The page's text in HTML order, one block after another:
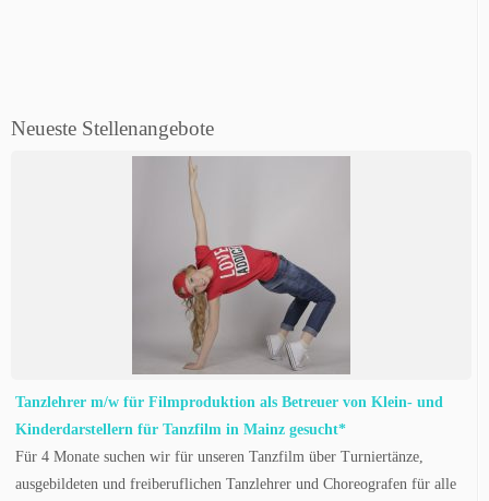
Neueste Stellenangebote
Tanzlehrer m/w für Filmproduktion als Betreuer von Klein- und
Kinderdarstellern für Tanzfilm in Mainz gesucht*
Für 4 Monate suchen wir für unseren Tanzfilm über Turniertänze,
ausgebildeten und freiberuflichen Tanzlehrer und Choreografen für alle